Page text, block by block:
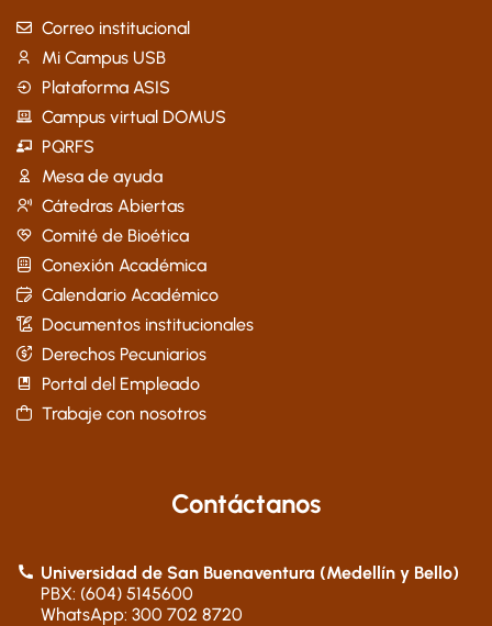
Correo institucional
Mi Campus USB
Plataforma ASIS
Campus virtual DOMUS
PQRFS
Mesa de ayuda
Cátedras Abiertas
Comité de Bioética
Conexión Académica
Calendario Académico
Documentos institucionales
Derechos Pecuniarios
Portal del Empleado
Trabaje con nosotros
Contáctanos
Universidad de San Buenaventura (Medellín y Bello)
PBX: (604) 5145600
WhatsApp: 300 702 8720